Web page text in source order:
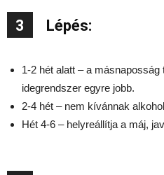
3 Lépés:
1-2 hét alatt – a
idegrendszer egyre jobb.
2-4 hét – nem kívánnak
Hét 4-6 – helyreállítja a máj,